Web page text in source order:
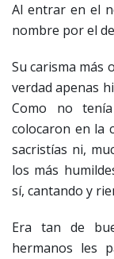
Al entrar en el
nombre por el
Su carisma más
verdad apenas
Como no
colocaron en la
sacristías ni,
los más
sí, cantando y
Era tan de
hermanos les